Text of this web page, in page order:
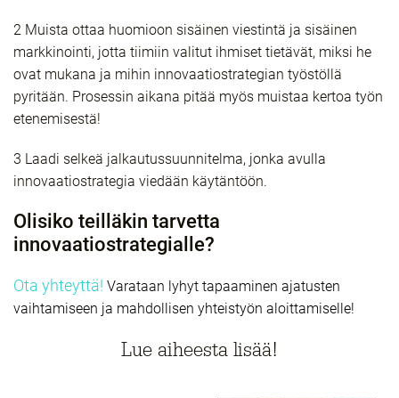
2 Muista ottaa huomioon sisäinen viestintä ja sisäinen
markkinointi, jotta tiimiin valitut ihmiset tietävät, miksi he
ovat mukana ja mihin innovaatiostrategian työstöllä
pyritään. Prosessin aikana pitää myös muistaa kertoa työn
etenemisestä!
3 Laadi selkeä jalkautussuunnitelma, jonka avulla
innovaatiostrategia viedään käytäntöön.
Olisiko teilläkin tarvetta
innovaatiostrategialle?
Ota yhteyttä! Varataan lyhyt tapaaminen ajatusten
vaihtamiseen ja mahdollisen yhteistyön aloittamiselle!
Lue aiheesta lisää!